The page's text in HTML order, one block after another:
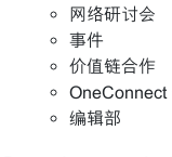
网络研讨会
事件
价值链合作
OneConnect
编辑部